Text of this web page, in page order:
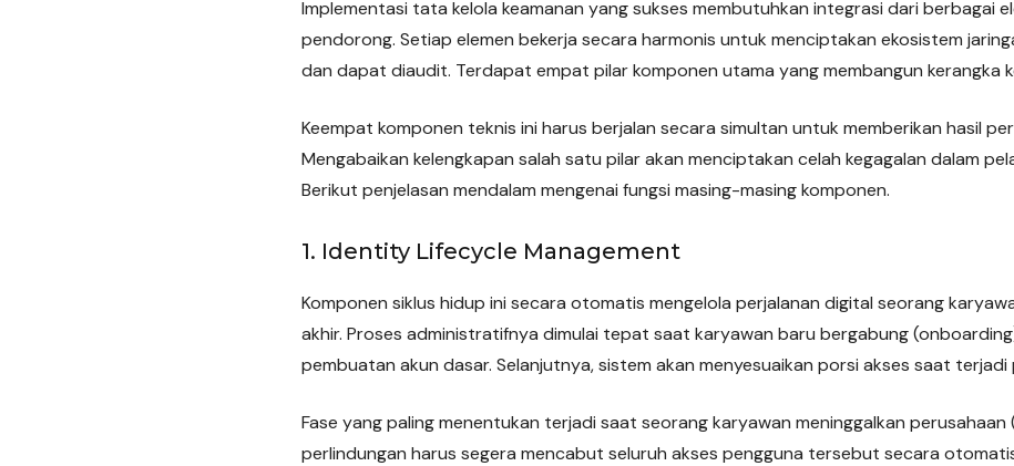
Implementasi tata kelola keamanan yang sukses membutuhkan integrasi dari berbagai
pendorong. Setiap elemen bekerja secara harmonis untuk menciptakan ekosistem
dan dapat diaudit. Terdapat empat pilar komponen utama yang membangun kerangka
Keempat komponen teknis ini harus berjalan secara simultan untuk memberikan hasil
Mengabaikan kelengkapan salah satu pilar akan menciptakan celah kegagalan dalam
Berikut penjelasan mendalam mengenai fungsi masing-masing komponen.
1. Identity Lifecycle Management
Komponen siklus hidup ini secara otomatis mengelola perjalanan digital seorang
akhir. Proses administratifnya dimulai tepat saat karyawan baru bergabung
pembuatan akun dasar. Selanjutnya, sistem akan menyesuaikan porsi akses saat
Fase yang paling menentukan terjadi saat seorang karyawan meninggalkan
perlindungan harus segera mencabut seluruh akses pengguna tersebut secara